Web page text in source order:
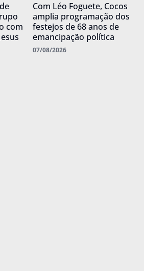
com
Com Léo Foguete, Cocos
amplia programação dos
festejos de 68 anos de
emancipação política
07/08/2026